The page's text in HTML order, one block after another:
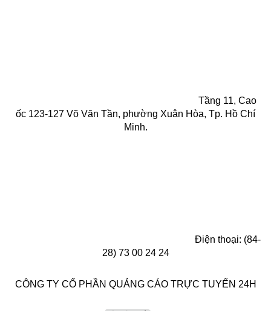
Tầng 11, Cao
ốc 123-127 Võ Văn Tần, phường Xuân Hòa, Tp. Hồ Chí
Minh.
Điện thoại: (84-
28) 73 00 24 24
CÔNG TY CỔ PHẦN QUẢNG CÁO TRỰC TUYẾN 24H